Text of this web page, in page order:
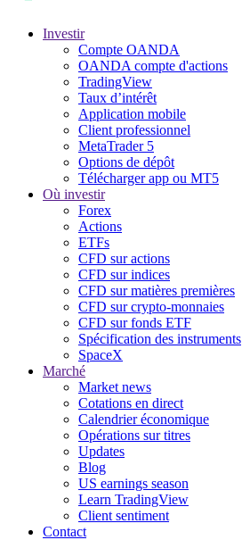
Investir
Compte OANDA
OANDA compte d'actions
TradingView
Taux d’intérêt
Application mobile
Client professionnel
MetaTrader 5
Options de dépôt
Télécharger app ou MT5
Où investir
Forex
Actions
ETFs
CFD sur actions
CFD sur indices
CFD sur matières premières
CFD sur crypto-monnaies
CFD sur fonds ETF
Spécification des instruments
SpaceX
Marché
Market news
Cotations en direct
Calendrier économique
Opérations sur titres
Updates
Blog
US earnings season
Learn TradingView
Client sentiment
Contact